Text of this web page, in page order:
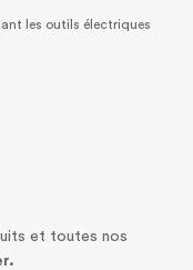
les outils électriques
et toutes nos